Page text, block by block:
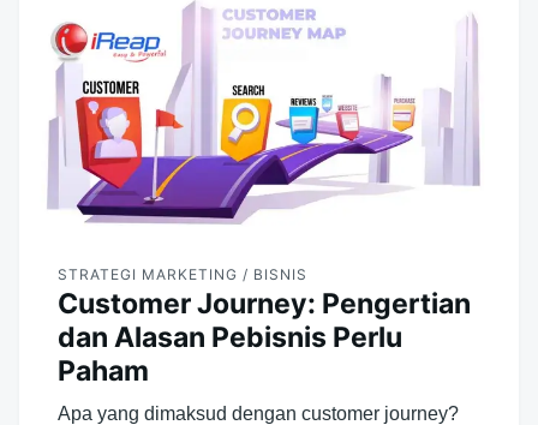
STRATEGI MARKETING / BISNIS
Customer Journey: Pengertian
dan Alasan Pebisnis Perlu
Paham
Apa yang dimaksud dengan customer journey?